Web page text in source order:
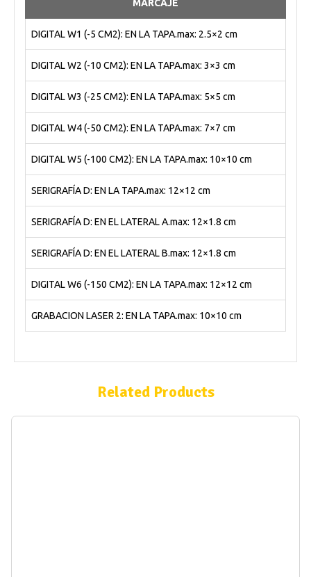
MARCAJE
DIGITAL W1 (-5 CM2): EN LA TAPA.max: 2.5×2 cm
DIGITAL W2 (-10 CM2): EN LA TAPA.max: 3×3 cm
DIGITAL W3 (-25 CM2): EN LA TAPA.max: 5×5 cm
DIGITAL W4 (-50 CM2): EN LA TAPA.max: 7×7 cm
DIGITAL W5 (-100 CM2): EN LA TAPA.max: 10×10 cm
SERIGRAFÍA D: EN LA TAPA.max: 12×12 cm
SERIGRAFÍA D: EN EL LATERAL A.max: 12×1.8 cm
SERIGRAFÍA D: EN EL LATERAL B.max: 12×1.8 cm
DIGITAL W6 (-150 CM2): EN LA TAPA.max: 12×12 cm
GRABACION LASER 2: EN LA TAPA.max: 10×10 cm
Related Products